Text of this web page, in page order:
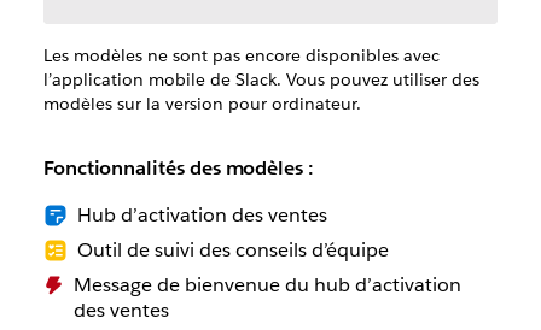
Les modèles ne sont pas encore disponibles avec
l’application mobile de Slack. Vous pouvez utiliser des
modèles sur la version pour ordinateur.
Fonctionnalités des modèles :
Hub d’activation des ventes
Outil de suivi des conseils d’équipe
Message de bienvenue du hub d’activation
des ventes